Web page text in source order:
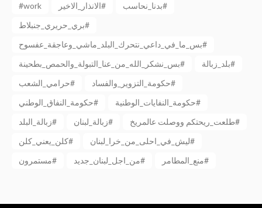
#work
الانذار_الاخير#
بدنا_نحاسب#
بري_حريري_جنبلاط#
بس_ما_في_داعي_نتحرك_البلد_ماشي_وعاجقة_عفسوح#
بس_نشكر_الله_من_عنا_التبولة_والحمص_بطحينة#
بلد_زبالة#
حرامي_الشعب#
حكومة_التزوير_والفساد#
حكومة_النفاق_الوطني#
حكومة_النفايات_الوطنية#
زبالة_البلد#
زبالة_لبنان#
طلعت_ريحتكم ووصلت عالمريخ#
كلن_يعني_كلن#
ليش_في_احلى_من_خرا_لبنان#
مستمرون#
من_اجل_لبنان_جديد# منع_المطامر#